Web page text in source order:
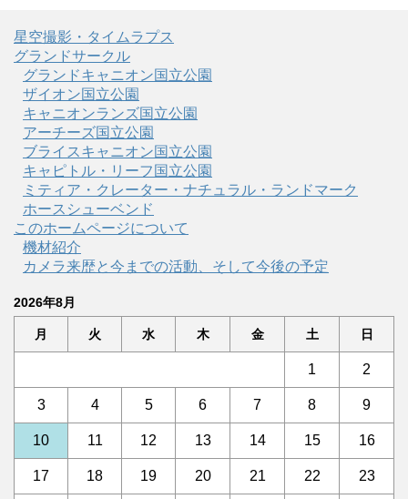
星空撮影・タイムラプス
グランドサークル
グランドキャニオン国立公園
ザイオン国立公園
キャニオンランズ国立公園
アーチーズ国立公園
ブライスキャニオン国立公園
キャピトル・リーフ国立公園
ミティア・クレーター・ナチュラル・ランドマーク
ホースシューベンド
このホームページについて
機材紹介
カメラ来歴と今までの活動、そして今後の予定
2026年8月
月 火 水 木 金 土 日
1 2
3 4 5 6 7 8 9
10 11 12 13 14 15 16
17 18 19 20 21 22 23